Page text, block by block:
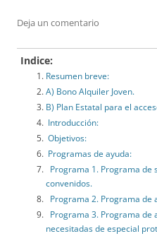
Deja un comentario
Indice:
Resumen breve:
A) Bono Alquiler Joven.
B) Plan Estatal para el
Introducción:
Objetivos:
Programas de ayuda:
Programa 1. Programa de
convenidos.
Programa 2. Programa de
Programa 3. Programa de
necesitadas de especial